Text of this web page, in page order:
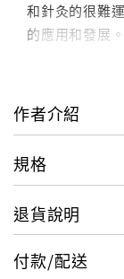
和針灸的很難
的應用和發展
使董氏奇穴人
經多年對董氏
氏奇穴進行按
痧法》，書中
師、美容師、
考用書。
作者介紹
規格
退貨說明
付款/配送